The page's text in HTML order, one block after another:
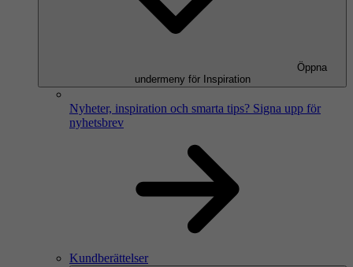
Öppna
undermeny för Inspiration
Nyheter, inspiration och smarta tips? Signa upp för
nyhetsbrev
Kundberättelser